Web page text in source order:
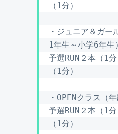
（1分）
・ジュニア＆ガー
1年生～小学6年生）
予選RUN２本（1
（1分）
・OPENクラス（
予選RUN２本（1
（1分）